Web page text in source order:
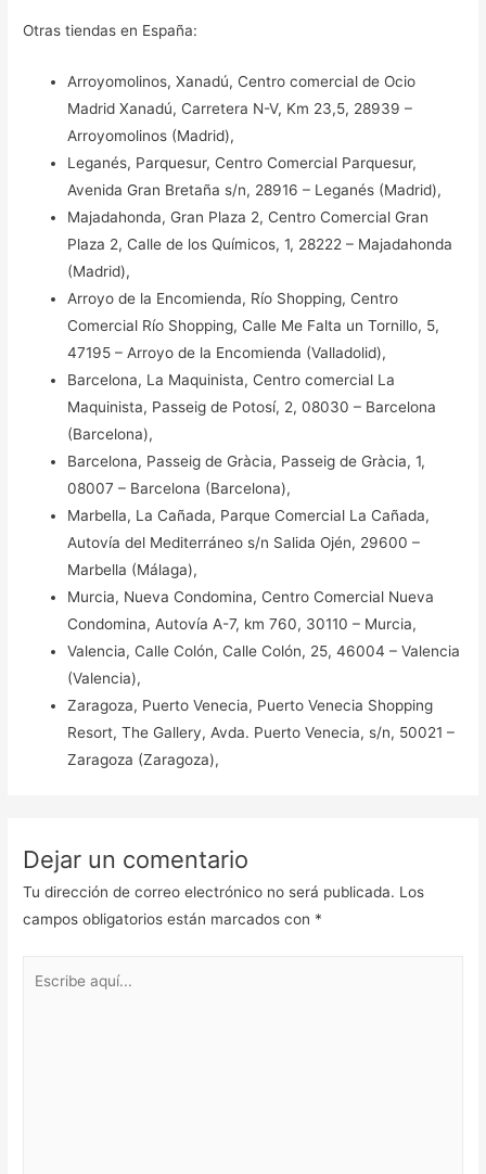
Otras tiendas en España:
Arroyomolinos, Xanadú, Centro comercial de Ocio
Madrid Xanadú, Carretera N-V, Km 23,5, 28939 –
Arroyomolinos (Madrid),
Leganés, Parquesur, Centro Comercial Parquesur,
Avenida Gran Bretaña s/n, 28916 – Leganés (Madrid),
Majadahonda, Gran Plaza 2, Centro Comercial Gran
Plaza 2, Calle de los Químicos, 1, 28222 – Majadahonda
(Madrid),
Arroyo de la Encomienda, Río Shopping, Centro
Comercial Río Shopping, Calle Me Falta un Tornillo, 5,
47195 – Arroyo de la Encomienda (Valladolid),
Barcelona, La Maquinista, Centro comercial La
Maquinista, Passeig de Potosí, 2, 08030 – Barcelona
(Barcelona),
Barcelona, Passeig de Gràcia, Passeig de Gràcia, 1,
08007 – Barcelona (Barcelona),
Marbella, La Cañada, Parque Comercial La Cañada,
Autovía del Mediterráneo s/n Salida Ojén, 29600 –
Marbella (Málaga),
Murcia, Nueva Condomina, Centro Comercial Nueva
Condomina, Autovía A-7, km 760, 30110 – Murcia,
Valencia, Calle Colón, Calle Colón, 25, 46004 – Valencia
(Valencia),
Zaragoza, Puerto Venecia, Puerto Venecia Shopping
Resort, The Gallery, Avda. Puerto Venecia, s/n, 50021 –
Zaragoza (Zaragoza),
Dejar un comentario
Tu dirección de correo electrónico no será publicada. Los
campos obligatorios están marcados con *